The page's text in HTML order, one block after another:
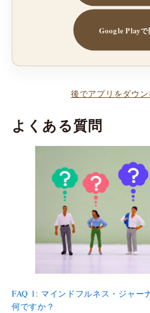
Google Playで
後でアプリをダウ
よくある質問
FAQ 1: マインドフルネス・ジャー
何ですか？